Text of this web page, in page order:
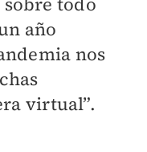
año
nos
virtual”.